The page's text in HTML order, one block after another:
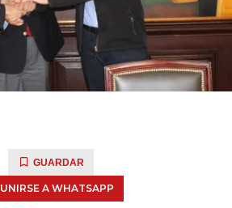
GUARDAR
UNIRSE A WHATSAPP